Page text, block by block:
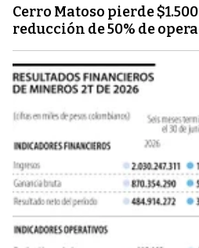
Cerro Matoso pierde
reducción de 50% de